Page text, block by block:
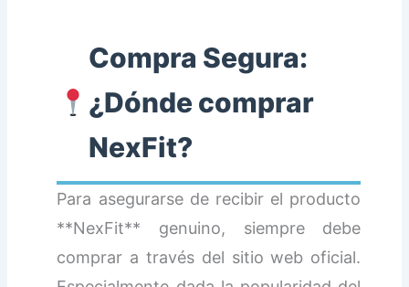
Compra Segura:
¿Dónde comprar
NexFit?
Para asegurarse de recibir el producto
**NexFit** genuino, siempre debe
comprar a través del sitio web oficial.